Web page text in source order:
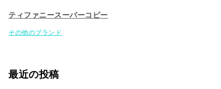
ティファニースーパーコピー
その他のブランド
最近の投稿